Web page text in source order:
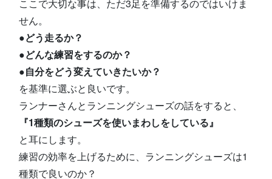
ここで大切な事は、ただ3足を準備するのではいけま
せん。
●どう走るか？
●どんな練習をするのか？
●自分をどう変えていきたいか？
を基準に選ぶと良いです。
ランナーさんとランニングシューズの話をすると、
『1種類のシューズを使いまわしをしている』
と耳にします。
練習の効率を上げるために、ランニングシューズは1
種類で良いのか？